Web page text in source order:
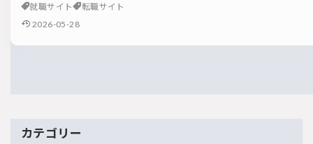
就職サイト
転職サイト
2026-05-28
カテゴリー